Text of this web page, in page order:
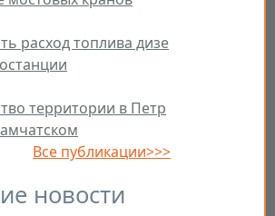
расход топлива дизе
территории в Петр
Все публикации>>>
новости